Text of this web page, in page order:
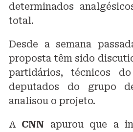
determinados
total.
Desde a semana
proposta têm sido
partidários, técnicos
deputados do grupo
analisou o projeto.
A CNN apurou que a